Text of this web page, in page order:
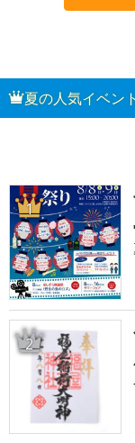
夏の人気イベン
1
2